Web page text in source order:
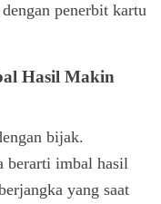
penerbit kartu
Hasil Makin
bijak.
berarti imbal hasil
yang saat